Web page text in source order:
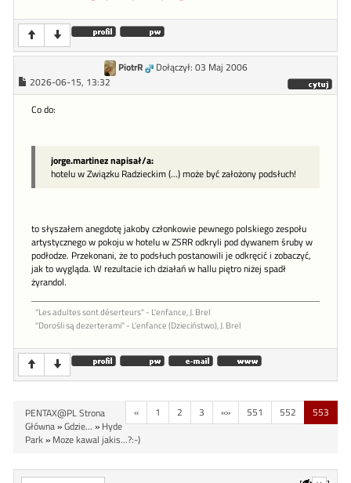
PiotrR
Dołączył: 03 Maj 2006
2026-06-15, 13:32
Co do:
jorge.martinez napisał/a:
hotelu w Związku Radzieckim (...) może być założony podsłuch!
to słyszałem anegdotę jakoby członkowie pewnego polskiego zespołu
artystycznego w pokoju w hotelu w ZSRR odkryli pod dywanem śruby w
podłodze. Przekonani, że to podsłuch postanowili je odkręcić i zobaczyć,
jak to wygląda. W rezultacie ich działań w hallu piętro niżej spadł
żyrandol.
"Les adultes sont déserteurs" - L'enfance, J. Brel
"Dorośli są dezerterami" - L'enfance (Dzieciństwo), J. Brel
« 1 2 3 «» 551 552 553
PENTAX@PL Strona
Główna»Gdzie... » Hyde
Park» Moze kawal jakis...?:-)